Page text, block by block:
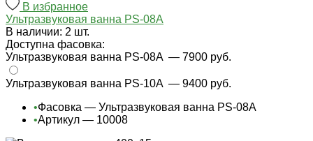
В избранное
Ультразвуковая ванна PS-08A
В наличии: 2 шт.
Доступна фасовка:
Ультразвуковая ванна PS-08A — 7900 руб.
Ультразвуковая ванна PS-10A — 9400 руб.
•Фасовка — Ультразвуковая ванна PS-08A
•Артикул — 10008